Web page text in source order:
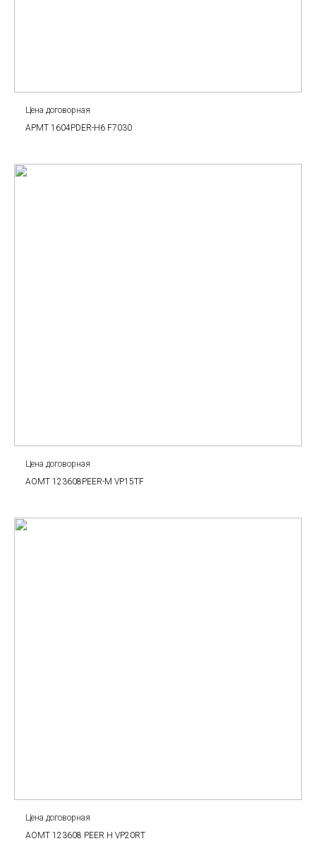
Цена договорная
APMT 1604PDER-H6 F7030
Цена договорная
AOMT 123608PEER-M VP15TF
Цена договорная
AOMT 123608 PEER Н VP20RT